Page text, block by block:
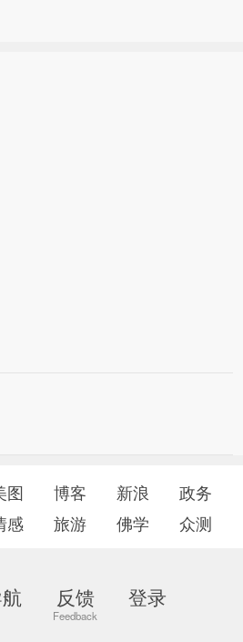
图 博客 新浪
政务
感 旅游 佛学 众测
反馈 登录